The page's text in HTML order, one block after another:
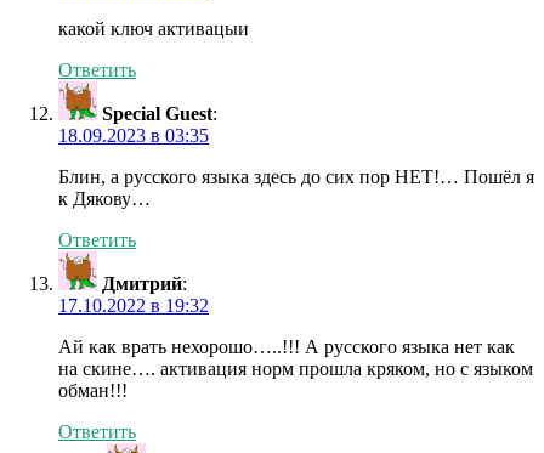
какой ключ активацыи
Ответить
Special Guest:
18.09.2023 в 03:35
Блин, а русского языка здесь до сих пор НЕТ!… Пошёл я
к Дякову…
Ответить
Дмитрий:
17.10.2022 в 19:32
Ай как врать нехорошо…..!!! А русского языка нет как
на скине…. активация норм прошла кряком, но с языком
обман!!!
Ответить